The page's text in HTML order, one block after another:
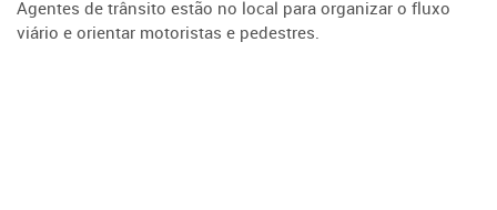
Agentes de trânsito estão no local para organizar o fluxo
viário e orientar motoristas e pedestres.